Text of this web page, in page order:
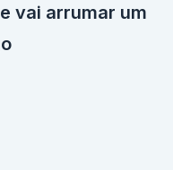
vai arrumar um